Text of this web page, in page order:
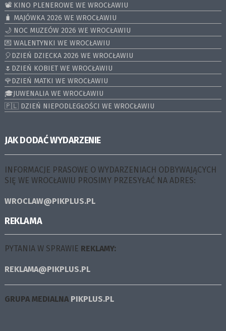
📽️ KINO PLENEROWE WE WROCŁAWIU
🧳 MAJÓWKA 2026 WE WROCŁAWIU
🌙 NOC MUZEÓW 2026 WE WROCŁAWIU
💌 WALENTYNKI WE WROCŁAWIU
🎈DZIEŃ DZIECKA 2026 WE WROCŁAWIU
🌷DZIEŃ KOBIET WE WROCŁAWIU
🌹DZIEŃ MATKI WE WROCŁAWIU
🎓JUWENALIA WE WROCŁAWIU
🇵🇱 DZIEŃ NIEPODLEGŁOŚCI WE WROCŁAWIU
JAK DODAĆ WYDARZENIE
INFORMACJE PRASOWE O WYDARZENIACH ODBYWAJĄCYCH
SIĘ WE WROCŁAWIU PROSIMY PRZESYŁAĆ NA ADRES:
WROCLAW@PIKPLUS.PL
REKLAMA
PYTANIA W SPRAWIE REKLAMY:
REKLAMA@PIKPLUS.PL
GRUPA MEDIALNA PIKPLUS.PL